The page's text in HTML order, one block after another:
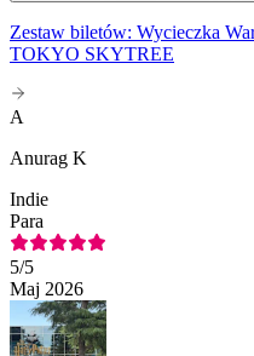
Zestaw biletów: Wycieczka
TOKYO SKYTREE
A
Anurag K
Indie
Para
5/5
Maj 2026